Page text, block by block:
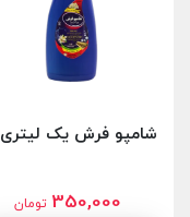
شامپو فرش یک لیتری
350,000 تومان